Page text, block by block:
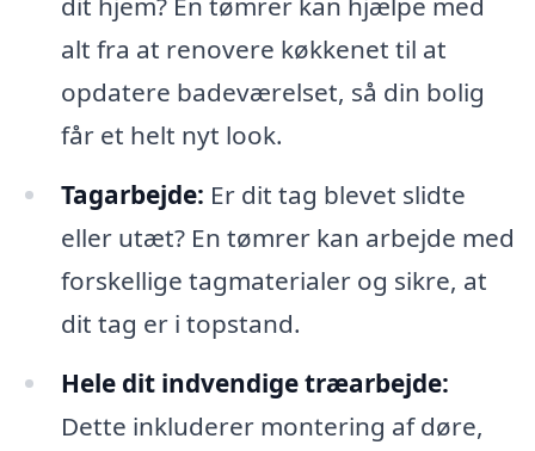
alt fra at renovere køkkenet til at
opdatere badeværelset, så din bolig
får et helt nyt look.
Tagarbejde: Er dit tag blevet slidte
eller utæt? En tømrer kan arbejde med
forskellige tagmaterialer og sikre, at
dit tag er i topstand.
Hele dit indvendige træarbejde:
Dette inkluderer montering af døre,